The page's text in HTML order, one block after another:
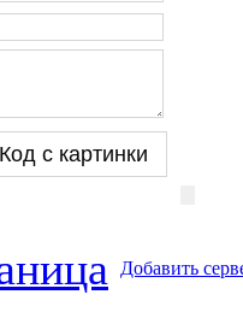
Добавить